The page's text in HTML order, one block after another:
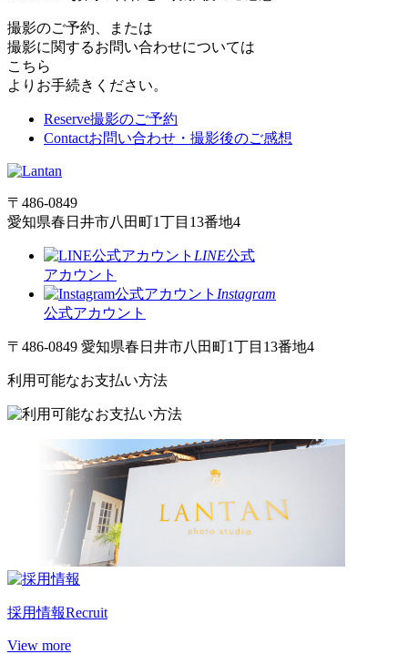
撮影のご予約、または
撮影に関するお問い合わせについては
こちら
よりお手続きください。
Reserve撮影のご予約
Contactお問い合わせ・撮影後のご感想
〒486-0849
愛知県春日井市八田町1丁目13番地4
LINE公式
アカウント
Instagram
公式アカウント
〒486-0849 愛知県春日井市八田町1丁目13番地4
利用可能なお支払い方法
採用情報Recruit
View more